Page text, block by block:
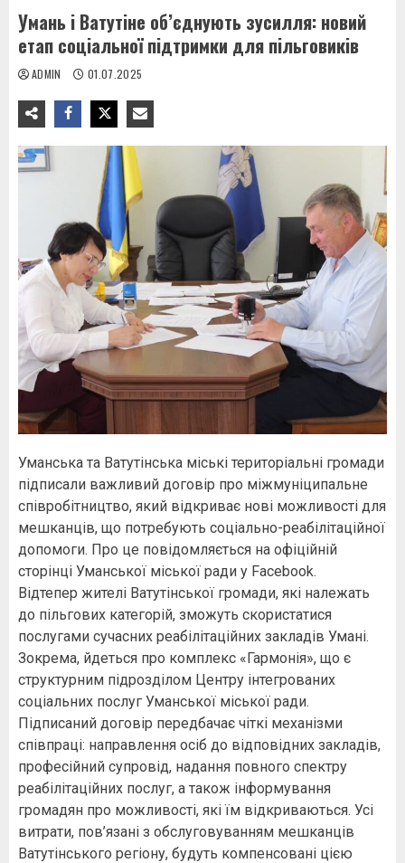
Умань і Ватутіне об’єднують зусилля: новий
етап соціальної підтримки для пільговиків
ADMIN 01.07.2025
Уманська та Ватутінська міські територіальні громади
підписали важливий договір про міжмуніципальне
співробітництво, який відкриває нові можливості для
мешканців, що потребують соціально-реабілітаційної
допомоги. Про це повідомляється на офіційній
сторінці Уманської міської ради у Facebook.
Відтепер жителі Ватутінської громади, які належать
до пільгових категорій, зможуть скористатися
послугами сучасних реабілітаційних закладів Умані.
Зокрема, йдеться про комплекс «Гармонія», що є
структурним підрозділом Центру інтегрованих
соціальних послуг Уманської міської ради.
Підписаний договір передбачає чіткі механізми
співпраці: направлення осіб до відповідних закладів,
професійний супровід, надання повного спектру
реабілітаційних послуг, а також інформування
громадян про можливості, які їм відкриваються. Усі
витрати, пов’язані з обслуговуванням мешканців
Ватутінського регіону, будуть компенсовані цією